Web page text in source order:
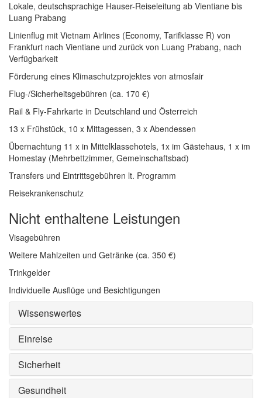
Lokale, deutschsprachige Hauser-Reiseleitung ab Vientiane bis
Luang Prabang
Linienflug mit Vietnam Airlines (Economy, Tarifklasse R) von
Frankfurt nach Vientiane und zurück von Luang Prabang, nach
Verfügbarkeit
Förderung eines Klimaschutzprojektes von atmosfair
Flug-/Sicherheitsgebühren (ca. 170 €)
Rail & Fly-Fahrkarte in Deutschland und Österreich
13 x Frühstück, 10 x Mittagessen, 3 x Abendessen
Übernachtung 11 x in Mittelklassehotels, 1x im Gästehaus, 1 x im
Homestay (Mehrbettzimmer, Gemeinschaftsbad)
Transfers und Eintrittsgebühren lt. Programm
Reisekrankenschutz
Nicht enthaltene Leistungen
Visagebühren
Weitere Mahlzeiten und Getränke (ca. 350 €)
Trinkgelder
Individuelle Ausflüge und Besichtigungen
Wissenswertes
Einreise
Sicherheit
Gesundheit